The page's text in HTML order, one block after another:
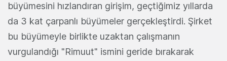
büyümesini hızlandıran girişim, geçtiğimiz yıllarda
da 3 kat çarpanlı büyümeler gerçekleştirdi. Şirket
bu büyümeyle birlikte uzaktan çalışmanın
vurgulandığı "Rimuut" ismini geride bırakarak